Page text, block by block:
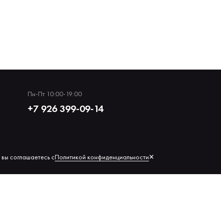
Пн-Пт 10:00-19:00
+7 926 399-09-14
соглашаетесь сПолитикой конфиденциальности×